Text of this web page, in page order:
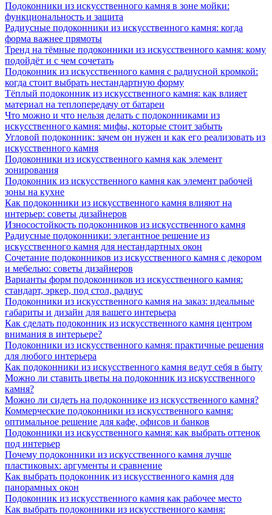
Подоконники из искусственного камня в зоне мойки:
функциональность и защита
Радиусные подоконники из искусственного камня: когда
форма важнее прямоты
Тренд на тёмные подоконники из искусственного камня: кому
подойдёт и с чем сочетать
Подоконник из искусственного камня с радиусной кромкой:
когда стоит выбрать нестандартную форму
Тёплый подоконник из искусственного камня: как влияет
материал на теплопередачу от батареи
Что можно и что нельзя делать с подоконниками из
искусственного камня: мифы, которые стоит забыть
Угловой подоконник: зачем он нужен и как его реализовать из
искусственного камня
Подоконники из искусственного камня как элемент
зонирования
Подоконник из искусственного камня как элемент рабочей
зоны на кухне
Как подоконники из искусственного камня влияют на
интерьер: советы дизайнеров
Износостойкость подоконников из искусственного камня
Радиусные подоконники: элегантное решение из
искусственного камня для нестандартных окон
Сочетание подоконников из искусственного камня с декором
и мебелью: советы дизайнеров
Варианты форм подоконников из искусственного камня:
стандарт, эркер, под стол, радиус
Подоконники из искусственного камня на заказ: идеальные
габариты и дизайн для вашего интерьера
Как сделать подоконник из искусственного камня центром
внимания в интерьере?
Подоконники из искусственного камня: практичные решения
для любого интерьера
Как подоконники из искусственного камня ведут себя в быту
Можно ли ставить цветы на подоконник из искусственного
камня?
Можно ли сидеть на подоконнике из искусственного камня?
Коммерческие подоконники из искусственного камня:
оптимальное решение для кафе, офисов и банков
Подоконники из искусственного камня: как выбрать оттенок
под интерьер
Почему подоконники из искусственного камня лучше
пластиковых: аргументы и сравнение
Как выбрать подоконник из искусственного камня для
панорамных окон
Подоконник из искусственного камня как рабочее место
Как выбрать подоконники из искусственного камня: